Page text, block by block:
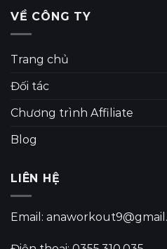
VỀ CÔNG TY
Trang chủ
Đối tác
Chương trình Affiliate
Blog
LIÊN HỆ
Email: